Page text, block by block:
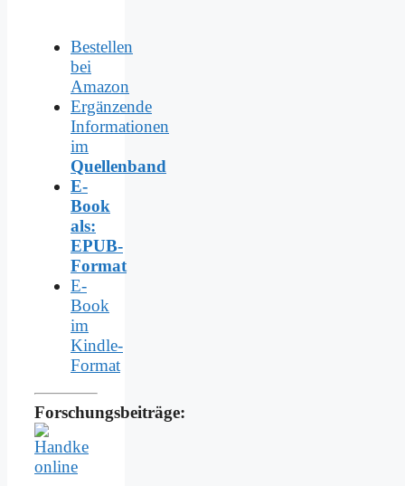
Bestellen
bei
Amazon
Ergänzende
Informationen
im
Quellenband
E-
Book
als:
EPUB-
Format
E-
Book
im
Kindle-
Format
Forschungsbeiträge: